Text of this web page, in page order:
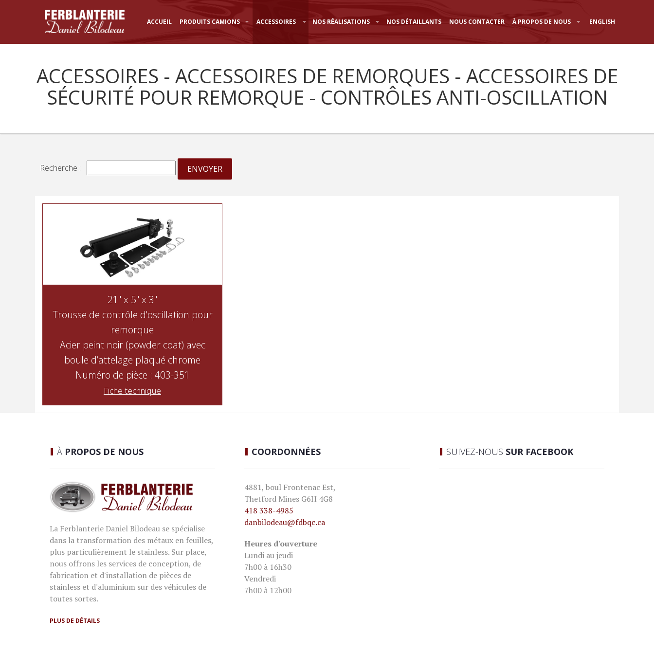
ACCUEIL PRODUITS CAMIONS ACCESSOIRES NOS RÉALISATIONS NOS DÉTAILLANTS NOUS CONTACTER À PROPOS DE NOUS ENGLISH
ACCESSOIRES - ACCESSOIRES DE REMORQUES - ACCESSOIRES DE
SÉCURITÉ POUR REMORQUE - CONTRÔLES ANTI-OSCILLATION
Recherche :
21" x 5" x 3"
Trousse de contrôle d'oscillation pour
remorque
Acier peint noir (powder coat) avec
boule d’attelage plaqué chrome
Numéro de pièce : 403-351
Fiche technique
À PROPOS DE NOUS
La Ferblanterie Daniel Bilodeau se spécialise
dans la transformation des métaux en feuilles,
plus particulièrement le stainless. Sur place,
nous offrons les services de conception, de
fabrication et d'installation de pièces de
stainless et d'aluminium sur des véhicules de
toutes sortes.
PLUS DE DÉTAILS
COORDONNÉES
4881, boul Frontenac Est,
Thetford Mines G6H 4G8
418 338-4985
danbilodeau@fdbqc.ca
Heures d'ouverture
Lundi au jeudi
7h00 à 16h30
Vendredi
7h00 à 12h00
SUIVEZ-NOUS SUR FACEBOOK